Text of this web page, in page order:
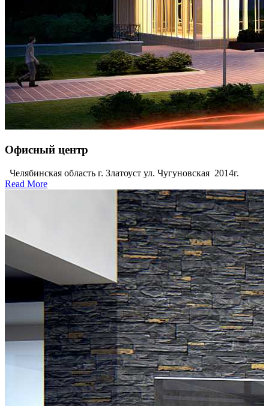
Офисный центр
Челябинская область г. Златоуст ул. Чугуновская 2014г.
Read More